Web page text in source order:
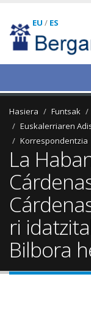
EU / ES
Hasiera Funtsak
Euskalerriaren
Korrespondentzia
La
ri
Bilbora